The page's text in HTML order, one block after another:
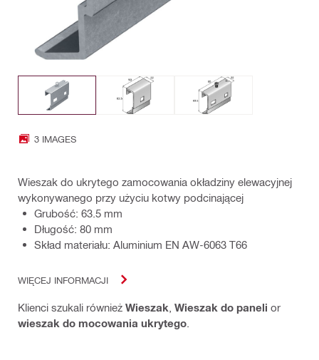
3 IMAGES
Wieszak do ukrytego zamocowania okładziny elewacyjnej
wykonywanego przy użyciu kotwy podcinającej
Grubość: 63.5 mm
Długość: 80 mm
Skład materiału: Aluminium EN AW-6063 T66
WIĘCEJ INFORMACJI
Klienci szukali również Wieszak Wieszak do paneli or
wieszak do mocowania ukrytego